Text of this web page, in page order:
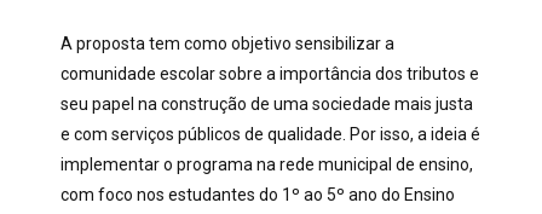
A proposta tem como objetivo sensibilizar a
comunidade escolar sobre a importância dos tributos e
seu papel na construção de uma sociedade mais justa
e com serviços públicos de qualidade. Por isso, a ideia é
implementar o programa na rede municipal de ensino,
com foco nos estudantes do 1º ao 5º ano do Ensino